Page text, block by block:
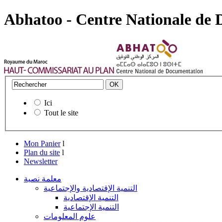
Abhatoo - Centre Nationale de
Ici
Tout le site
Mon Panier l
Plan du site l
Newsletter
معلمة نصية
التنمية الإقتصادية والإجتماعية
التنمية الإقتصادية
التنمية الإجتماعية
علوم المعلومات